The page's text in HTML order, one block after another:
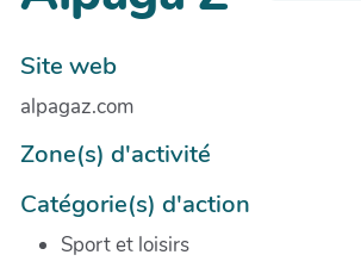
Site web
alpagaz.com
Zone(s) d'activité
Catégorie(s) d'action
Sport et loisirs